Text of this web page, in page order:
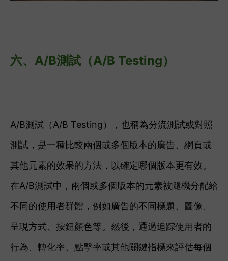
六、 A/B測試（A/B Testing）
A/B測試（A/B Testing），也稱為分流測試或對照
測試，是一種比較兩個或多個版本的廣告、網頁或
其他元素的效果的方法，以確定哪個版本更有效。
在A/B測試中，兩個或多個版本的元素被隨機分配給
不同的使用者群體，例如廣告的不同標題、圖像、
呈現方式、按鈕顏色等。然後，通過追踪使用者的
行為、轉化率、點擊率或其他關鍵指標來評估每個